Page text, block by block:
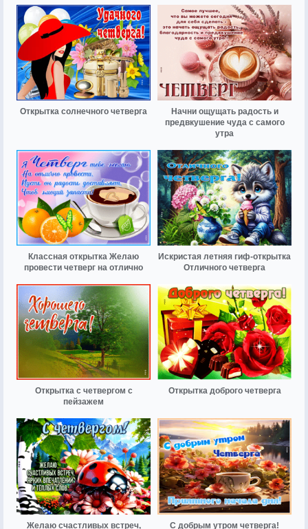
Открытка солнечного четверга
Начни ощущать радость и
предвкушение чуда с самого
утра
Классная открытка Желаю
провести четверг на отлично
Искристая летняя гиф-открытка
Отличного четверга
Открытка с четвергом с
пейзажем
Открытка доброго четверга
Желаю счастливых встреч, С добрым утром четверга!